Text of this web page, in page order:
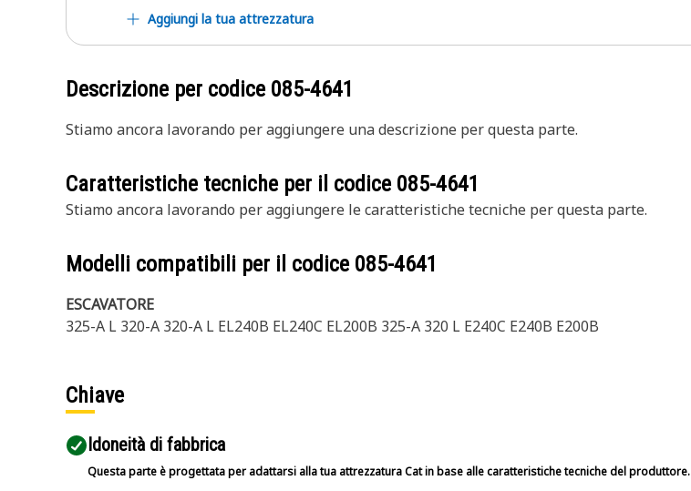
Aggiungi la tua attrezzatura
Descrizione per codice 085-4641
Stiamo ancora lavorando per aggiungere una descrizione per questa parte.
Caratteristiche tecniche per il codice 085-4641
Stiamo ancora lavorando per aggiungere le caratteristiche tecniche per questa parte.
Modelli compatibili per il codice 085-4641
ESCAVATORE
325-A L 320-A 320-A L EL240B EL240C EL200B 325-A 320 L E240C E240B E200B
Chiave
Idoneità di fabbrica
Questa parte è progettata per adattarsi alla tua attrezzatura Cat in base alle caratteristiche tecniche del produttore.